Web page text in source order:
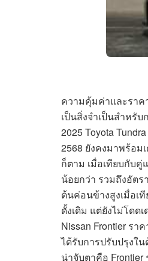
ความคุ้มค่าและราค
เป็นสิ่งจำเป็นสำหรั
2025 Toyota
2568 ยังคงมาพร้อ
ก็ตาม เมื่อเทียบกับ
น้อยกว่า รวมถึงอัตร
ต้นค่อนข้างสูงเมื่อเ
ดั้งเดิม แต่ยังไม่โดด
Nissan Frontier รา
ได้รับการปรับปรุงใ
น่าจับตาคือ